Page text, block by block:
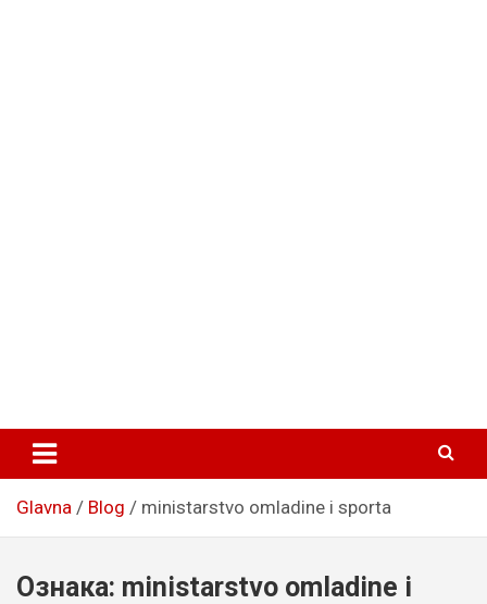
Glavna Blog ministarstvo omladine i sporta
Ознака: ministarstvo omladine i